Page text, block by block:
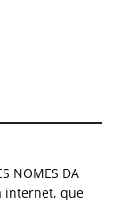
NOMES DA
internet, que